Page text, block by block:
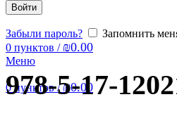
Войти
Забыли пароль?
Запомнить
0 пунктов / ₪0.00
Меню
0пунктов / ₪0.00
978-5-17-